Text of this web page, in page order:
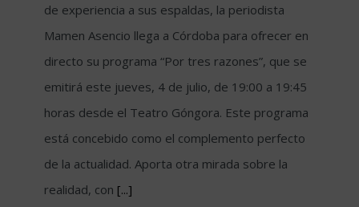
de experiencia a sus espaldas, la periodista
Mamen Asencio llega a Córdoba para ofrecer en
directo su programa “Por tres razones”, que se
emitirá este jueves, 4 de julio, de 19:00 a 19:45
horas desde el Teatro Góngora. Este programa
está concebido como el complemento perfecto
de la actualidad. Aporta otra mirada sobre la
realidad, con [...]